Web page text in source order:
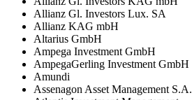
Allianz Gl. Investors Lux. SA
Allianz KAG mbH
Altarius GmbH
Ampega Investment GmbH
AmpegaGerling Investment GmbH
Amundi
Assenagon Asset Management S.A.